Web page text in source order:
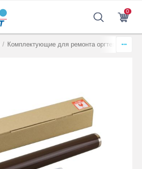
0
/ Комплектующие для ремонта оргтехники